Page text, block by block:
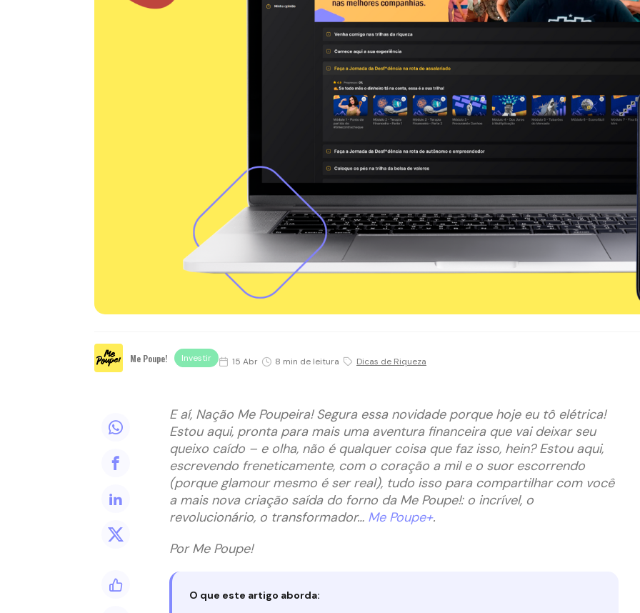
Me Poupe! Investir 15 Abr 8 min de leitura Dicas de Riqueza
E aí, Nação Me Poupeira! Segura essa novidade porque hoje eu tô elétrica!
Estou aqui, pronta para mais uma aventura financeira que vai deixar seu
queixo caído – e olha, não é qualquer coisa que faz isso, hein? Estou aqui,
escrevendo freneticamente, com o coração a mil e o suor escorrendo
(porque glamour mesmo é ser real), tudo isso para compartilhar com você
a mais nova criação saída do forno da Me Poupe!: o incrível, o
revolucionário, o transformador… Me Poupe+.
Por Me Poupe!
O que este artigo aborda: